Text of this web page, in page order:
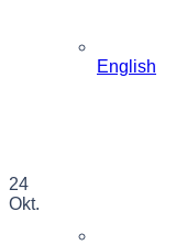
English
24
Okt.